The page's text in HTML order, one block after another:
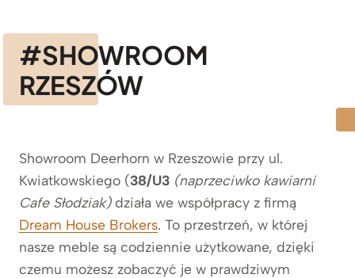
#SHOWROOM
RZESZÓW
Showroom Deerhorn w Rzeszowie przy ul.
Kwiatkowskiego (38/U3 (naprzeciwko kawiarni
Cafe Słodziak)działa we współpracy z firmą
Dream House Brokers. To przestrzeń, w której
nasze meble są codziennie użytkowane, dzięki
czemu możesz zobaczyć je w prawdziwym